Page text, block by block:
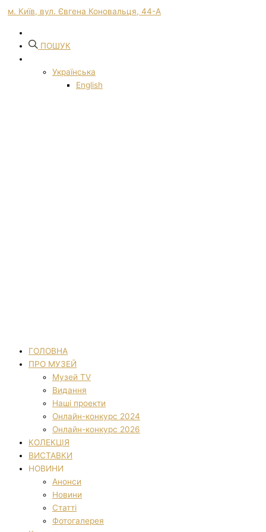
м. Київ, вул. Євгена Коновальця, 44-А
ПОШУК
Українська
English
ГОЛОВНА
ПРО МУЗЕЙ
Музей TV
Видання
Наші проекти
Онлайн-конкурс 2024
Онлайн-конкурс 2026
КОЛЕКЦІЯ
ВИСТАВКИ
НОВИНИ
Анонси
Новини
Статті
Фотогалерея